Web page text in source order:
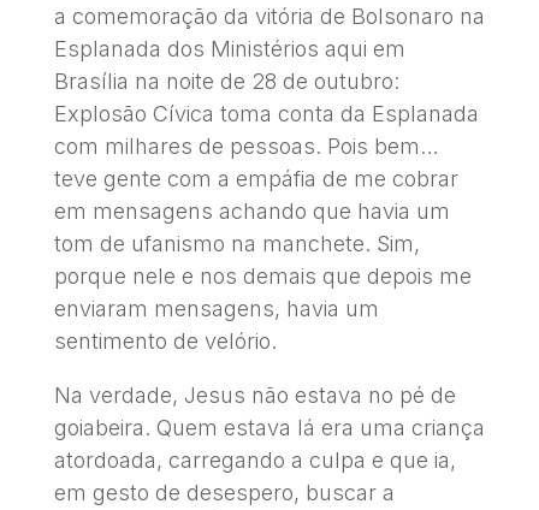
a comemoração da vitória de Bolsonaro na
Esplanada dos Ministérios aqui em
Brasília na noite de 28 de outubro:
Explosão Cívica toma conta da Esplanada
com milhares de pessoas. Pois bem…
teve gente com a empáfia de me cobrar
em mensagens achando que havia um
tom de ufanismo na manchete. Sim,
porque nele e nos demais que depois me
enviaram mensagens, havia um
sentimento de velório.
Na verdade, Jesus não estava no pé de
goiabeira. Quem estava lá era uma criança
atordoada, carregando a culpa e que ia,
em gesto de desespero, buscar a